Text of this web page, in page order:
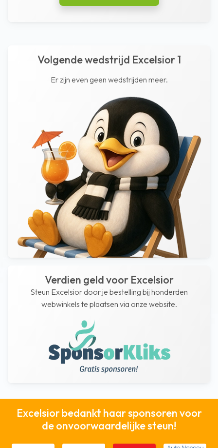
Volgende wedstrijd Excelsior 1
Er zijn even geen wedstrijden meer.
Verdien geld voor Excelsior
Steun Excelsior door je bestelling bij honderden
webwinkels te plaatsen via onze website.
Excelsior bedankt haar sponsoren voor
de onvoorwaardelijke steun!